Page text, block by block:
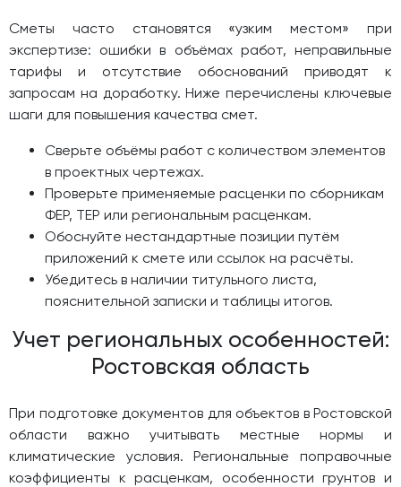
Сметы часто становятся «узким местом» при
экспертизе: ошибки в объёмах работ, неправильные
тарифы и отсутствие обоснований приводят к
запросам на доработку. Ниже перечислены ключевые
шаги для повышения качества смет.
Сверьте объёмы работ с количеством элементов
в проектных чертежах.
Проверьте применяемые расценки по сборникам
ФЕР, ТЕР или региональным расценкам.
Обоснуйте нестандартные позиции путём
приложений к смете или ссылок на расчёты.
Убедитесь в наличии титульного листа,
пояснительной записки и таблицы итогов.
Учет региональных особенностей:
Ростовская область
При подготовке документов для объектов в Ростовской
области важно учитывать местные нормы и
климатические условия. Региональные поправочные
коэффициенты к расценкам, особенности грунтов и